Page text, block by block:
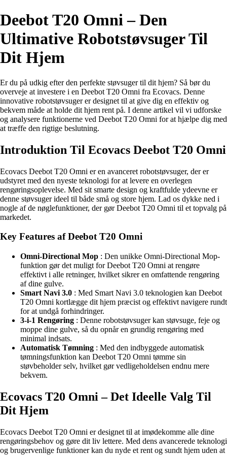
Deebot T20 Omni – Den
Ultimative Robotstøvsuger Til
Dit Hjem
Er du på udkig efter den perfekte støvsuger til dit hjem? Så bør du
overveje at investere i en Deebot T20 Omni fra Ecovacs. Denne
innovative robotstøvsuger er designet til at give dig en effektiv og
bekvem måde at holde dit hjem rent på. I denne artikel vil vi udforske
og analysere funktionerne ved Deebot T20 Omni for at hjælpe dig med
at træffe den rigtige beslutning.
Introduktion Til Ecovacs Deebot T20 Omni
Ecovacs Deebot T20 Omni er en avanceret robotstøvsuger, der er
udstyret med den nyeste teknologi for at levere en overlegen
rengøringsoplevelse. Med sit smarte design og kraftfulde ydeevne er
denne støvsuger ideel til både små og store hjem. Lad os dykke ned i
nogle af de nøglefunktioner, der gør Deebot T20 Omni til et topvalg på
markedet.
Key Features af Deebot T20 Omni
Omni-Directional Mop : Den unikke Omni-Directional Mop-
funktion gør det muligt for Deebot T20 Omni at rengøre
effektivt i alle retninger, hvilket sikrer en omfattende rengøring
af dine gulve.
Smart Navi 3.0 : Med Smart Navi 3.0 teknologien kan Deebot
T20 Omni kortlægge dit hjem præcist og effektivt navigere rundt
for at undgå forhindringer.
3-i-1 Rengøring : Denne robotstøvsuger kan støvsuge, feje og
moppe dine gulve, så du opnår en grundig rengøring med
minimal indsats.
Automatisk Tømning : Med den indbyggede automatisk
tømningsfunktion kan Deebot T20 Omni tømme sin
støvbeholder selv, hvilket gør vedligeholdelsen endnu mere
bekvem.
Ecovacs T20 Omni – Det Ideelle Valg Til
Dit Hjem
Ecovacs Deebot T20 Omni er designet til at imødekomme alle dine
rengøringsbehov og gøre dit liv lettere. Med dens avancerede teknologi
og brugervenlige funktioner kan du nyde et rent og sundt hjem uden at